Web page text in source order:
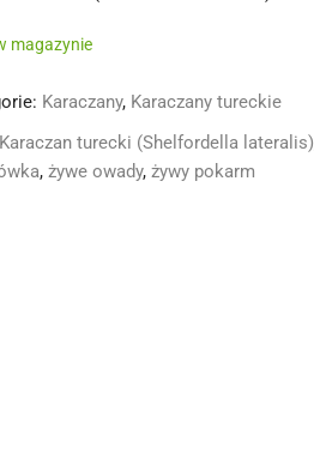
magazynie
Karaczany, Karaczany tureckie
Karaczan turecki (Shelfordella lateralis)
,żywe owady,żywy pokarm